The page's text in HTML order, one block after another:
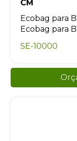
CM
Ecobag para
Ecobag para
SE-10000